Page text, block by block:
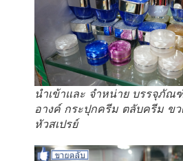
นำเข้าและ จำหน่าย บรรจุภัณ
อางค์ กระปุกครีม ตลับครีม ข
หัวสเปรย์